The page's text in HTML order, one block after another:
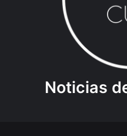
Noticias